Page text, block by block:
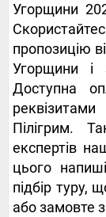
Угорщини
пропозицію
Угорщини і
Доступна
Пілігрим.
експертів
цього
підбір туру,
або замовте